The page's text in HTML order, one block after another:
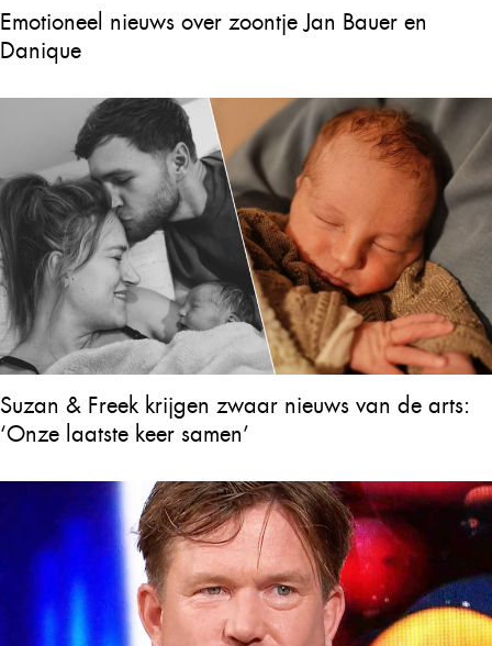
Emotioneel nieuws over zoontje Jan Bauer en
Danique
Suzan & Freek krijgen zwaar nieuws van de arts:
‘Onze laatste keer samen’